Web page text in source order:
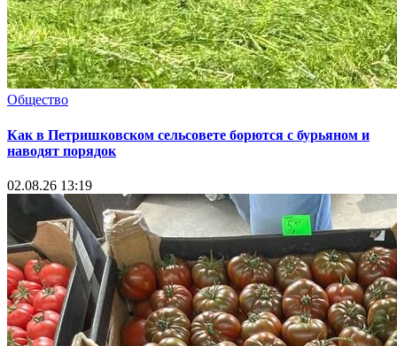
Общество
Как в Петришковском сельсовете борются с бурьяном и
наводят порядок
02.08.26 13:19